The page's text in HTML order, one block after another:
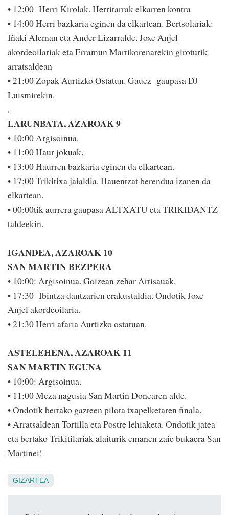
• 12:00 Herri Kirolak. Herritarrak elkarren kontra
• 14:00 Herri bazkaria eginen da elkartean. Bertsolariak:
Iñaki Aleman eta Ander Liza­rralde. Joxe Anjel
akordeoilariak eta Erramun Martikorenarekin giroturik
arratsaldean
• 21:00 Zopak Aurtizko Ostatun. Gauez gaupasa DJ
Luismirekin.
.
LARUNBATA, AZAROAK 9
• 10:00 Argisoinua.
• 11:00 Haur jokuak.
• 13:00 Haurren bazkaria eginen da elkartean.
• 17:00 Trikitixa jaialdia. Hauentzat berendua izanen da
elkartean.
• 00:00tik aurrera gaupasa ALTXATU eta TRIKIDANTZ
taldeekin.
IGANDEA, AZAROAK 10
SAN MARTIN BEZPERA
• 10:00: Argisoinua. Goizean zehar Artisauak.
• 17:30 Ibintza dantzarien erakustaldia. Ondotik Joxe
Anjel akordeoilaria.
• 21:30 Herri afaria Aurtizko ostatuan.
ASTELEHENA, AZAROAK 11
SAN MARTIN EGUNA
• 10:00: Argisoinua.
• 11:00 Meza nagusia San Martin Donearen alde.
• Ondotik bertako gazteen pilota txapelketaren finala.
• Arratsaldean Tortilla eta Postre lehiaketa. Ondotik jatea
eta bertako Trikitilariak alaiturik emanen zaie bukaera San
Martinei!
GIZARTEA